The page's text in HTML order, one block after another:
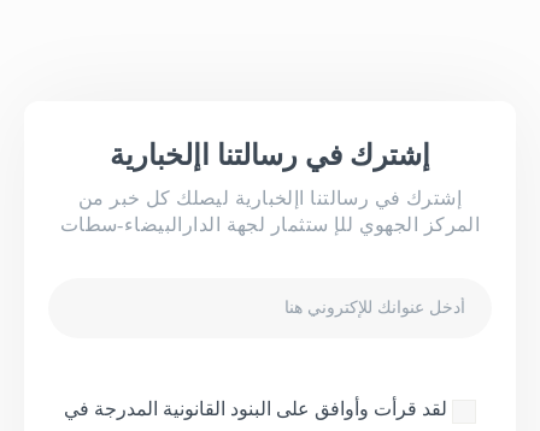
إشترك في رسالتنا اإلخبارية
إشترك في رسالتنا اإلخبارية ليصلك كل خبر من
المركز الجهوي للإ ستثمار لجهة الدارالبيضاء-سطات
البريد
لقد قرأت وأوافق على البنود القانونية المدرجة في